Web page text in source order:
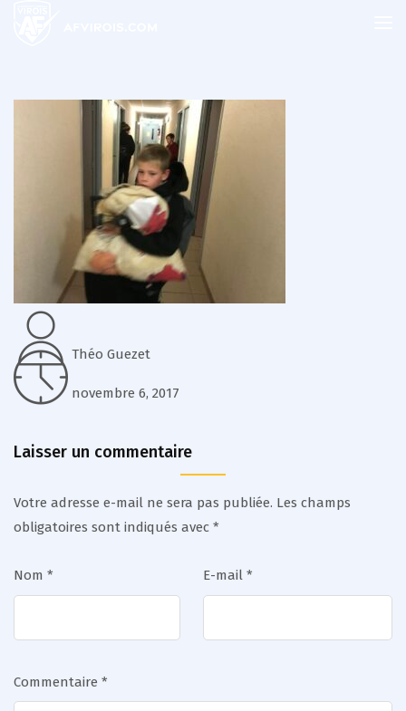
Théo Guezet
novembre 6, 2017
Laisser un commentaire
Votre adresse e-mail ne sera pas publiée. Les champs
obligatoires sont indiqués avec *
Nom * E-mail *
Commentaire *